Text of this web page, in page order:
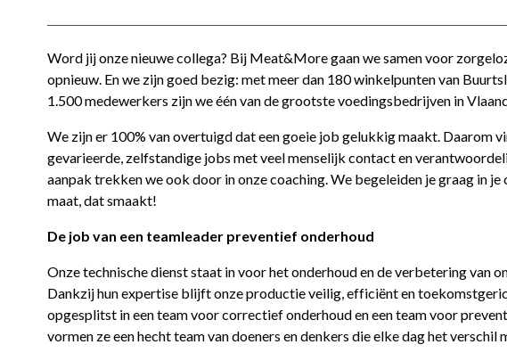
Word jij onze nieuwe collega? Bij Meat&More gaan we samen voor
opnieuw. En we zijn goed bezig: met meer dan 180 winkelpunten van
1.500 medewerkers zijn we één van de grootste voedingsbedrijven in
We zijn er 100% van overtuigd dat een goeie job gelukkig maakt. Daarom
gevarieerde, zelfstandige jobs met veel menselijk contact en
aanpak trekken we ook door in onze coaching. We begeleiden je graag in je
maat, dat smaakt!
De job van een teamleader preventief onderhoud
Onze technische dienst staat in voor het onderhoud en de verbetering van
Dankzij hun expertise blijft onze productie veilig, efficiënt en
opgesplitst in een team voor correctief onderhoud en een team voor
vormen ze een hecht team van doeners en denkers die elke dag het verschil